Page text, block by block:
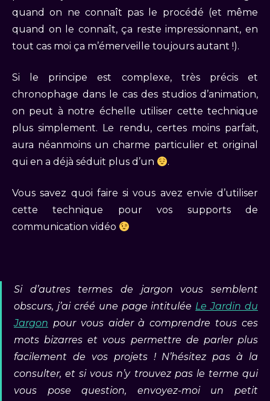
quand on ne connaît pas le procédé (et même
quand on le connaît, ça reste impressionnant, en
tout cas moi ça m’émerveille toujours autant !).
Si le principe est complexe, très précis et
chronophage dans le cas des studios d’animation,
on peut à notre échelle utiliser cette technique
plus simplement. Le rendu, certes moins parfait,
aura néanmoins un charme particulier et original
qui en a déjà séduit plus d’un
.
Vous savez quoi faire si vous avez envie d’utiliser
cette technique pour vos supports de
communication vidéo
Si d’autres termes de jargon vous semblent
obscurs, j’ai créé une page intitulée Le Jardin du
Jargon pour vous aider à comprendre tous ces
mots bizarres et vous permettre de parler plus
facilement de vos projets ! N’hésitez pas à la
consulter, et si vous n’y trouvez pas le terme qui
vous pose question, envoyez-moi un petit